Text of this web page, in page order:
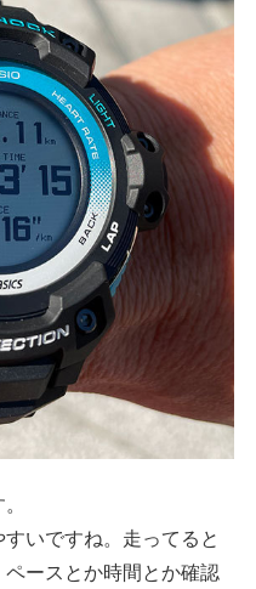
いですね。走ってると
ースとか時間とか確認